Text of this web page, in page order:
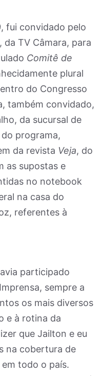
fui convidado pelo
da TV Câmara, para
Comitê de
plural
do Congresso
também convidado,
da sucursal de
programa,
da revista Veja, do
as supostas e
no notebook
na casa do
referentes à
participado
sempre a
os mais diversos
e à rotina da
que Jailton e eu
na cobertura de
em todo o país.